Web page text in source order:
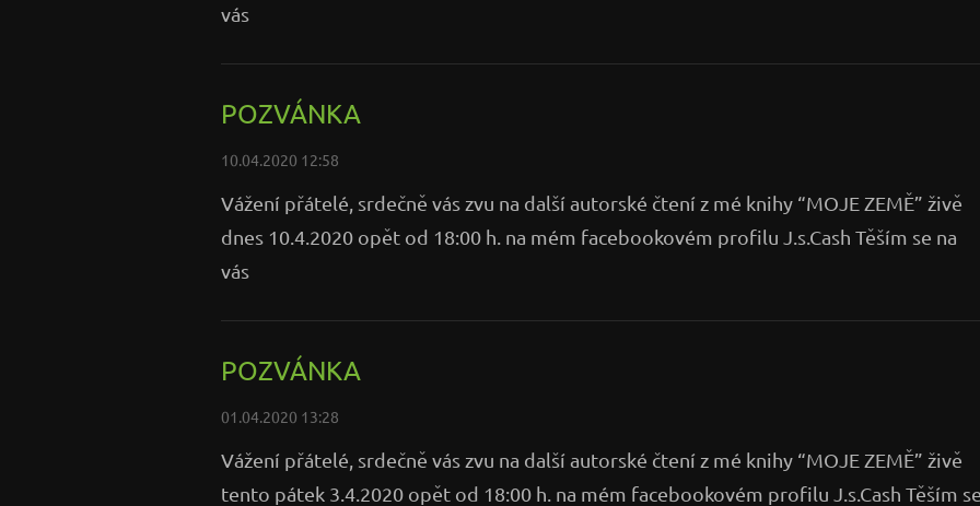
vás
POZVÁNKA
10.04.2020 12:58
Vážení přátelé, srdečně vás zvu na další autorské čtení z mé knihy “MOJE ZEMĚ” živě
dnes 10.4.2020 opět od 18:00 h. na mém facebookovém profilu J.s.Cash Těším se na
vás
POZVÁNKA
01.04.2020 13:28
Vážení přátelé, srdečně vás zvu na další autorské čtení z mé knihy “MOJE ZEMĚ” živě
tento pátek 3.4.2020 opět od 18:00 h. na mém facebookovém profilu J.s.Cash Těším